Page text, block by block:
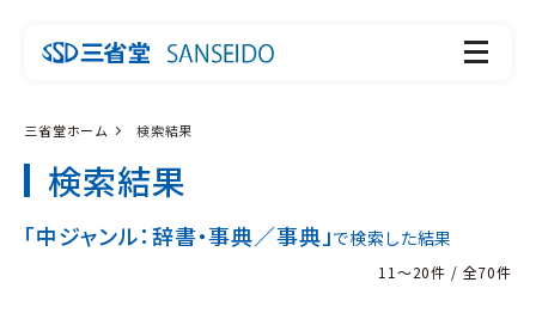
三省堂ホーム 検索結果
検索結果
「中ジャンル：辞書・事典／事典」で検索した結果
11～20件 / 全70件